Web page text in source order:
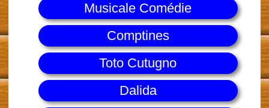
Musicale Comédie
Comptines
Toto Cutugno
Dalida